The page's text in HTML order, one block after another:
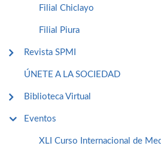
Filial Chiclayo
Filial Piura
Revista SPMI
ÚNETE A LA SOCIEDAD
Biblioteca Virtual
Eventos
XLI Curso Internacional de